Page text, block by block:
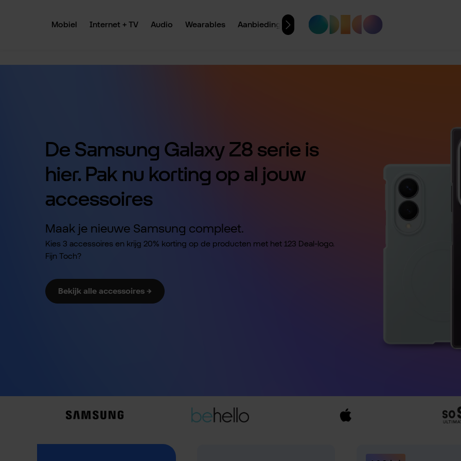
Mobiel
Internet + TV Audio Wearables Aanbiedingen
De Samsung Galaxy Z8 serie is
hier. Pak nu korting op al jouw
accessoires
Maak je nieuwe Samsung compleet.
Kies 3 accessoires en krijg 20% korting op de producten met het 123 Deal-logo.
Fijn Toch?
Bekijk alle accessoires →